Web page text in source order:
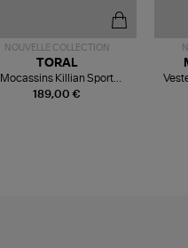
NOUVELLE COLLECTION
189,00 €
TORAL
Mocassins Killian Sport
Mousse